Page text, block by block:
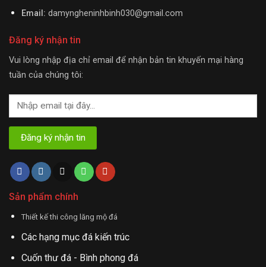
Email: damyngheninhbinh030@gmail.com
Đăng ký nhận tin
Vui lòng nhập địa chỉ email để nhận bản tin khuyến mại hàng
tuần của chúng tôi:
Sản phẩm chính
Thiết kế thi công lăng mộ đá
Các hạng mục đá kiến trúc
Cuốn thư đá - Bình phong đá